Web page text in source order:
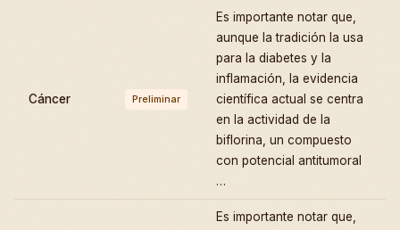
Cáncer Preliminar
Es importante notar que,
aunque la tradición la usa
para la diabetes y la
inflamación, la evidencia
científica actual se centra
en la actividad de la
biflorina, un compuesto
con potencial antitumoral
…
Es importante notar que,